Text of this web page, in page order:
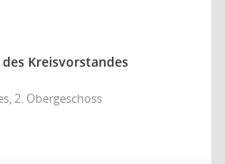
Kreisvorstandes
2. Obergeschoss